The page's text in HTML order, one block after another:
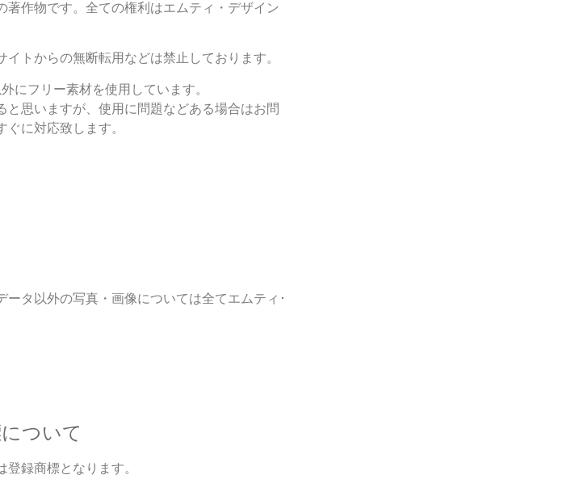
作物です。全ての権利はエムティ・デザイン
トからの無断転用などは禁止しております。
にフリー素材を使用しています。
思いますが、使用に問題などある場合はお問
に対応致します。
タ以外の写真・画像については全てエムティ･
ついて
録商標となります。